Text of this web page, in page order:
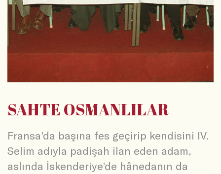
SAHTE OSMANLILAR
Fransa’da başına fes geçirip kendisini IV.
Selim adıyla padişah ilan eden adam,
aslında İskenderiye’de hânedanın da